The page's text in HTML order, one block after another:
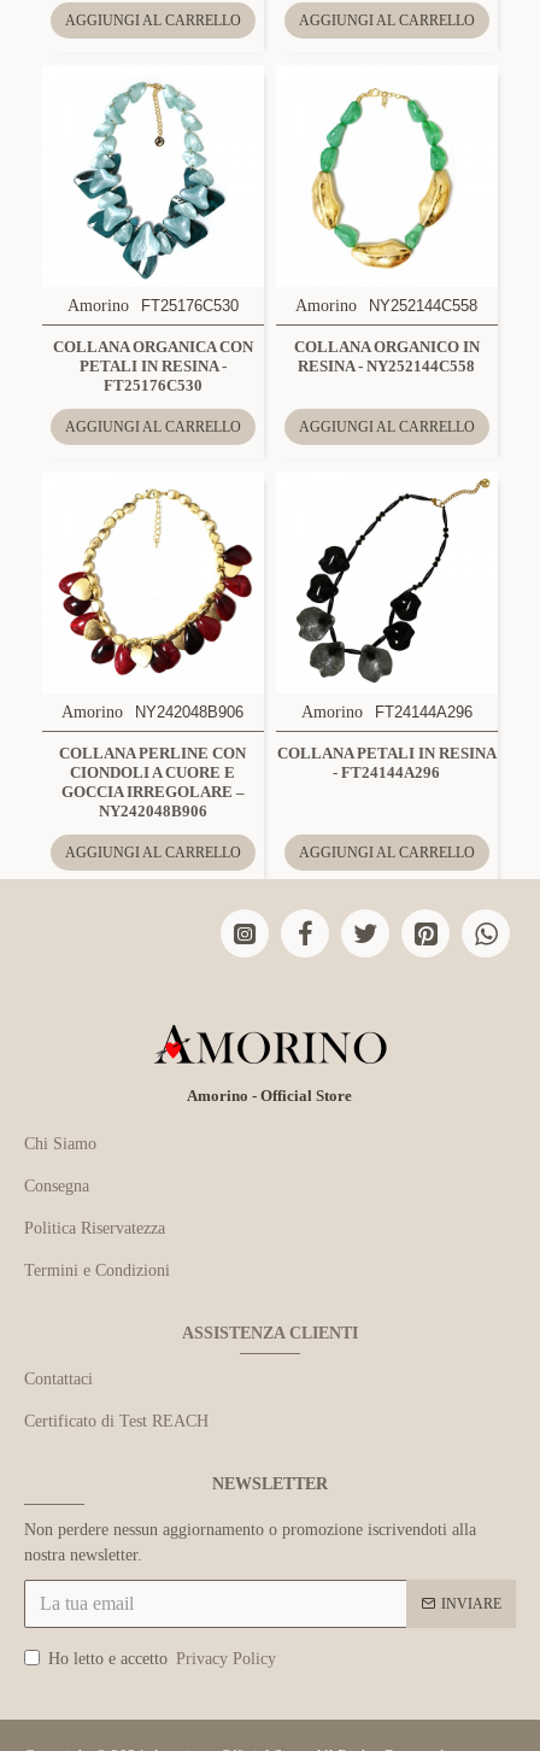
AGGIUNGI AL CARRELLO AGGIUNGI AL CARRELLO
Amorino FT25176C530
COLLANA ORGANICA CON
PETALI IN RESINA -
FT25176C530
AGGIUNGI AL CARRELLO
Amorino NY252144C558
COLLANA ORGANICO IN
RESINA - NY252144C558
AGGIUNGI AL CARRELLO
Amorino NY242048B906
COLLANA PERLINE CON
CIONDOLI A CUORE E
GOCCIA IRREGOLARE –
NY242048B906
AGGIUNGI AL CARRELLO
Amorino FT24144A296
COLLANA PETALI IN RESINA
- FT24144A296
AGGIUNGI AL CARRELLO
Amorino - Official Store
Chi Siamo
Consegna
Politica Riservatezza
Termini e Condizioni
ASSISTENZA CLIENTI
Contattaci
Certificato di Test REACH
NEWSLETTER
Non perdere nessun aggiornamento o promozione iscrivendoti alla
nostra newsletter.
INVIARE
Ho letto e accetto Privacy Policy